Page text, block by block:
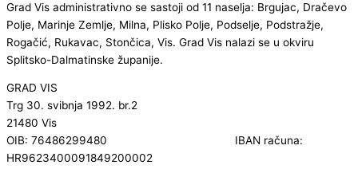
Grad Vis administrativno se sastoji od 11 naselja: Brgujac, Dračevo
Polje, Marinje Zemlje, Milna, Plisko Polje, Podselje, Podstražje,
Rogačić, Rukavac, Stončica, Vis. Grad Vis nalazi se u okviru
Splitsko-Dalmatinske županije.
GRAD VIS
Trg 30. svibnja 1992. br.2
21480 Vis
OIB: 76486299480 IBAN računa:
HR9623400091849200002